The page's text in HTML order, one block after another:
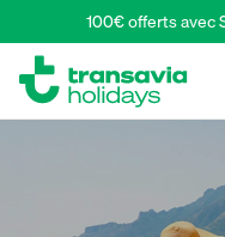
100€ offerts avec